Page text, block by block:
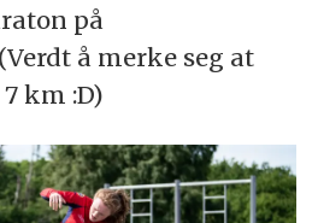
på
å merke seg at
km :D)